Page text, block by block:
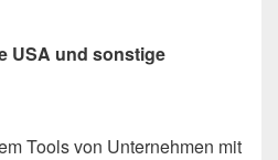
USA und sonstige
Tools von Unternehmen mit